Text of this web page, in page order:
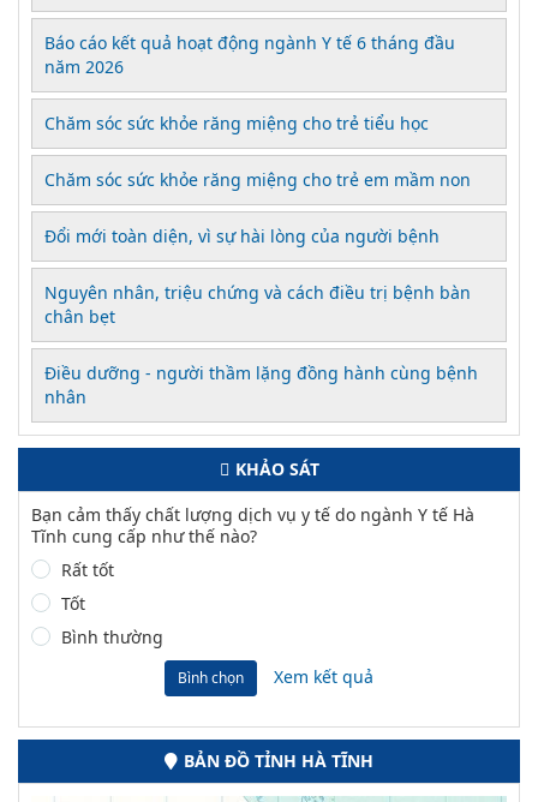
Báo cáo kết quả hoạt động ngành Y tế 6 tháng đầu
năm 2026
Chăm sóc sức khỏe răng miệng cho trẻ tiểu học
Chăm sóc sức khỏe răng miệng cho trẻ em mầm non
Đổi mới toàn diện, vì sự hài lòng của người bệnh
Nguyên nhân, triệu chứng và cách điều trị bệnh bàn
chân bẹt
Điều dưỡng - người thầm lặng đồng hành cùng bệnh
nhân
KHẢO SÁT
Bạn cảm thấy chất lượng dịch vụ y tế do ngành Y tế Hà
Tĩnh cung cấp như thế nào?
Rất tốt
Tốt
Bình thường
Bình chọn Xem kết quả
BẢN ĐỒ TỈNH HÀ TĨNH